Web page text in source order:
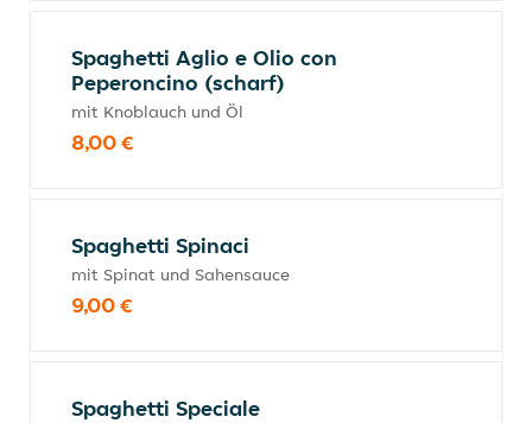
Spaghetti Aglio e Olio con
Peperoncino (scharf)
mit Knoblauch und Öl
8,00 €
Spaghetti Spinaci
mit Spinat und Sahensauce
9,00 €
Spaghetti Speciale